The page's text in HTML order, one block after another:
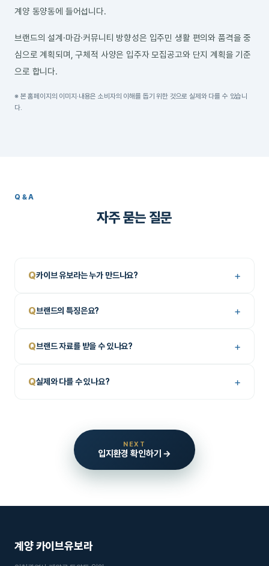
계양 동양동에 들어섭니다.
브랜드의 설계·마감·커뮤니티 방향성은 입주민 생활 편의와 품격을 중
심으로 계획되며, 구체적 사양은 입주자 모집공고와 단지 계획을 기준
으로 합니다.
※ 본 홈페이지의 이미지·내용은 소비자의 이해를 돕기 위한 것으로 실제와 다를 수 있습니
다.
Q&A
자주 묻는 질문
Q카이브 유보라는 누가 만드나요? +
Q브랜드의 특징은요? +
Q브랜드 자료를 받을 수 있나요? +
Q실제와 다를 수 있나요? +
NEXT
입지환경 확인하기 →
계양 카이브유보라